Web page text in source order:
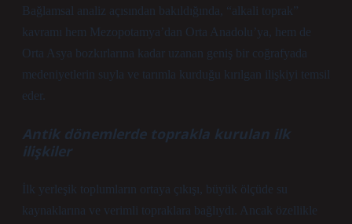
Bağlamsal analiz açısından bakıldığında, “alkali toprak”
kavramı hem Mezopotamya’dan Orta Anadolu’ya, hem de
Orta Asya bozkırlarına kadar uzanan geniş bir coğrafyada
medeniyetlerin suyla ve tarımla kurduğu kırılgan ilişkiyi temsil
eder.
Antik dönemlerde toprakla kurulan ilk
ilişkiler
İlk yerleşik toplumların ortaya çıkışı, büyük ölçüde su
kaynaklarına ve verimli topraklara bağlıydı. Ancak özellikle